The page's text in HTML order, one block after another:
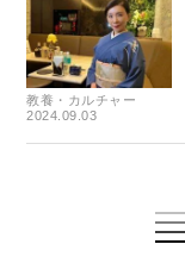
教養・カルチャー
2024.09.03